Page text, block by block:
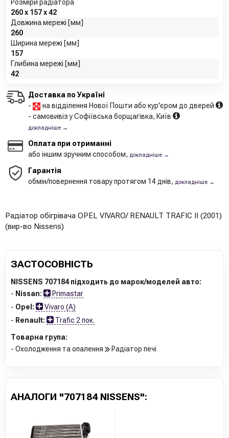
Розміри радіатора
260 x 157 x 42
Довжина мережі [мм]
260
Ширина мережі [мм]
157
Глибина мережі [мм]
42
Доставка по Україні
-
на відділення Нової Пошти або кур'єром до дверей
- самовивіз у Софіївська борщагівка, Київ
докладніше →
Оплата при отриманні
або іншим зручним способом, докладніше →
Гарантія
обмін/повернення товару протягом 14 днів, докладніше →
Радіатор обігрівача OPEL VIVARO/ RENAULT TRAFIC II (2001)
(вир-во Nissens)
ЗАСТОСОВНІСТЬ
NISSENS 707184 підходить до марок/моделей авто:
- Nissan:
Primastar
- Opel:
Vivaro (A)
- Renault: Trafic 2 пок.
Товарна група:
- Охолодження та опалення
Радіатор печі
АНАЛОГИ "707184 NISSENS":